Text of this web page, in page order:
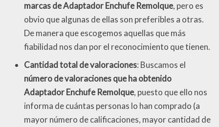
marcas de Adaptador Enchufe Remolque, pero es
obvio que algunas de ellas son preferibles a otras.
De manera que escogemos aquellas que más
fiabilidad nos dan por el reconocimiento que tienen.
Cantidad total de valoraciones: Buscamos el
número de valoraciones que ha obtenido
Adaptador Enchufe Remolque, puesto que ello nos
informa de cuántas personas lo han comprado (a
mayor número de calificaciones, mayor cantidad de